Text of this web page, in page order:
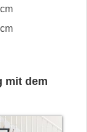
mit dem